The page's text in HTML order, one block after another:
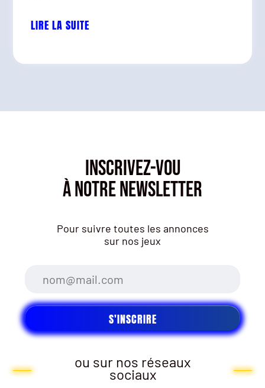
LIRE LA SUITE
INSCRIVEZ-VOU
À NOTRE NEWSLETTER
Pour suivre toutes les annonces
sur nos jeux
ou sur nos réseaux
sociaux